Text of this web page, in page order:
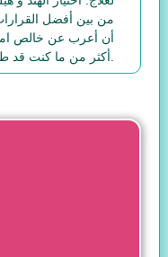
من بين أفضل
أن أعرب عن خالص